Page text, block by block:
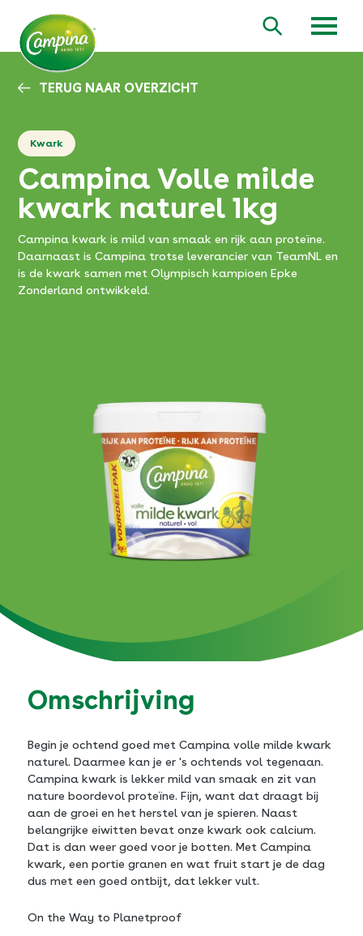
naar
gaan
Zoeken
TERUG NAAR OVERZICHT
Kwark
Campina Volle milde
kwark naturel 1kg
Campina kwark is mild van smaak en rijk aan proteïne.
Daarnaast is Campina trotse leverancier van TeamNL en
is de kwark samen met Olympisch kampioen Epke
Zonderland ontwikkeld.
Omschrijving
Begin je ochtend goed met Campina volle milde kwark
naturel. Daarmee kan je er 's ochtends vol tegenaan.
Campina kwark is lekker mild van smaak en zit van
nature boordevol proteïne. Fijn, want dat draagt bij
aan de groei en het herstel van je spieren. Naast
belangrijke eiwitten bevat onze kwark ook calcium.
Dat is dan weer goed voor je botten. Met Campina
kwark, een portie granen en wat fruit start je de dag
dus met een goed ontbijt, dat lekker vult.
On the Way to Planetproof